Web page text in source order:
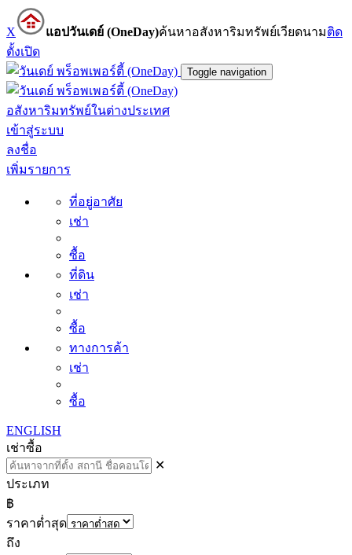
X แอปวันเดย์ (OneDay)ค้นหาอสังหาริมทรัพย์เวียดนามติด
ตั้งเปิด
Toggle navigation
อสังหาริมทรัพย์ในต่างประเทศ
เข้าสู่ระบบ
ลงชื่อ
เพิ่มรายการ
ที่อยู่อาศัย
เช่า
ซื้อ
ที่ดิน
เช่า
ซื้อ
ทางการค้า
เช่า
ซื้อ
ENGLISH
เช่าซื้อ
✕
ประเภท
฿
ราคาต่ำสุด
ถึง